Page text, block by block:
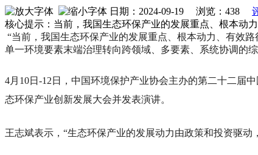
日期：2024-09-19 浏览： 438
核心提示：当前，我国生态环保产业的发展重点、根本动
“当前，我国生态环保产业的发展重点、根本动力、有效
单一环境要素末端治理转向跨领域、多要素、系统协调的
4月10日-12日，中国环境保护产业协会主办的第二十二届
态环保产业创新发展大会并发表演讲。
王志斌表示，“生态环保产业的发展动力由政策和投资驱动